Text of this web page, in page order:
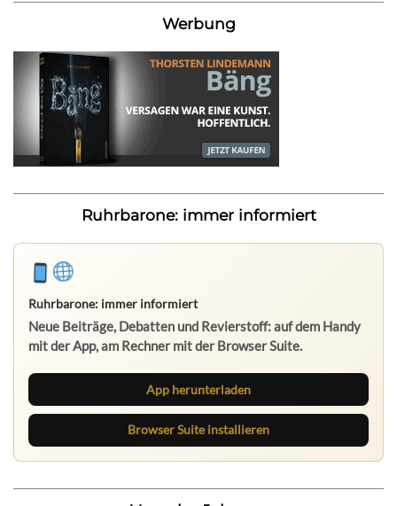
Werbung
Ruhrbarone: immer informiert
Ruhrbarone: immer informiert
Neue Beiträge, Debatten und Revierstoff: auf dem Handy
mit der App, am Rechner mit der Browser Suite.
App herunterladen
Browser Suite installieren